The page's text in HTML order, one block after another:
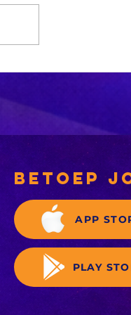
is deeglik
betoep
APP
PLAY